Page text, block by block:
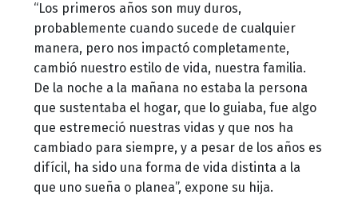
“Los primeros años son muy duros,
probablemente cuando sucede de cualquier
manera, pero nos impactó completamente,
cambió nuestro estilo de vida, nuestra familia.
De la noche a la mañana no estaba la persona
que sustentaba el hogar, que lo guiaba, fue algo
que estremeció nuestras vidas y que nos ha
cambiado para siempre, y a pesar de los años es
difícil, ha sido una forma de vida distinta a la
que uno sueña o planea”, expone su hija.